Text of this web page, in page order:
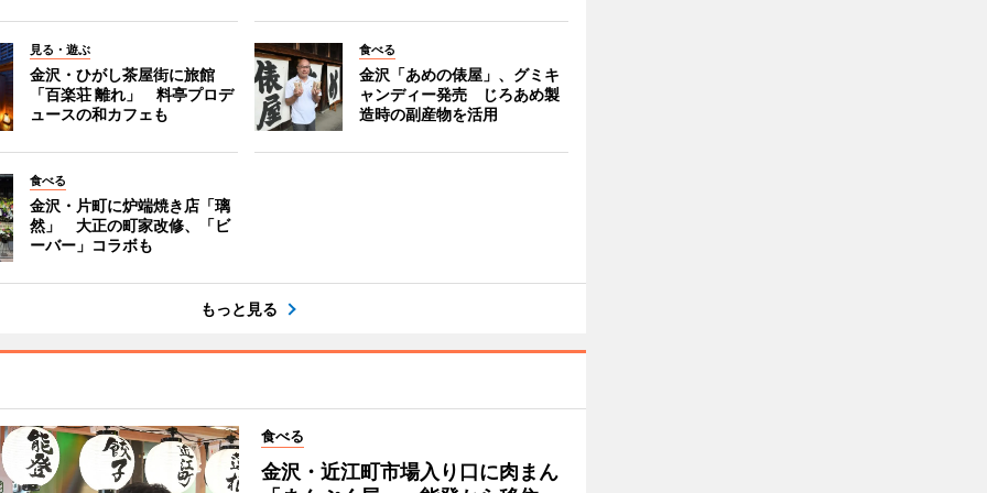
見る・遊ぶ
金沢・ひがし茶屋街に旅館
「百楽荘 離れ」 料亭プロデ
ュースの和カフェも
食べる
金沢「あめの俵屋」、グミキ
ャンディー発売 じろあめ製
造時の副産物を活用
食べる
金沢・片町に炉端焼き店「璃
然」 大正の町家改修、「ビ
ーバー」コラボも
もっと見る
食べる
金沢・近江町市場入り口に肉まん